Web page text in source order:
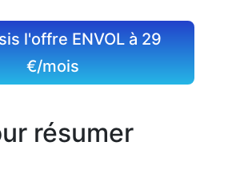
l'offre ENVOL à 29
€/mois
résumer